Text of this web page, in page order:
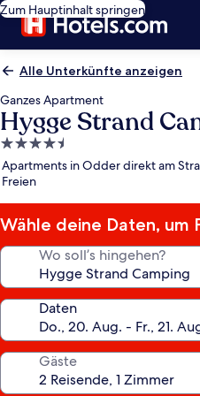
Zum Hauptinhalt springen
Alle Unterkünfte anzeigen
Ganzes Apartment
Hygge Strand
4.5-
Sterne-
Unterkunft
Apartments in Odder direkt am
Freien
Wähle deine Daten, um
Wo soll’s hingehen?
Daten
Gäste